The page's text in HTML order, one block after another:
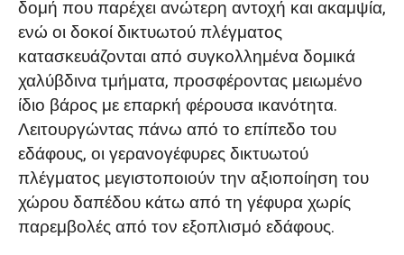
δομή που παρέχει ανώτερη αντοχή και ακαμψία,
ενώ οι δοκοί δικτυωτού πλέγματος
κατασκευάζονται από συγκολλημένα δομικά
χαλύβδινα τμήματα, προσφέροντας μειωμένο
ίδιο βάρος με επαρκή φέρουσα ικανότητα.
Λειτουργώντας πάνω από το επίπεδο του
εδάφους, οι γερανογέφυρες δικτυωτού
πλέγματος μεγιστοποιούν την αξιοποίηση του
χώρου δαπέδου κάτω από τη γέφυρα χωρίς
παρεμβολές από τον εξοπλισμό εδάφους.